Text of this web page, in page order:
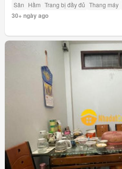
Sân Hầm Trang bị đầy đủ Thang máy
30+ ngày ago